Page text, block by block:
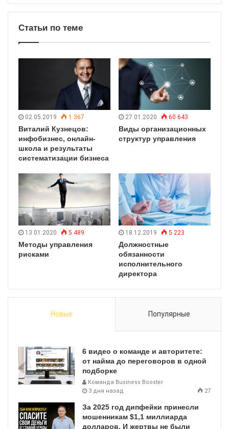
Статьи по теме
02.05.2019 1 367
Виталий Кузнецов:
инфобизнес, онлайн-
школа и результаты
систематизации бизнеса
27.01.2020 60 643
Виды организационных
структур управления
13.01.2020 5 489
Методы управления
рисками
18.12.2019 5 223
Должностные
обязанности
исполнительного
директора
Новые Популярные
6 видео о команде и авторитете:
от найма до переговоров в одной
подборке
Команда Business Booster
3 дня назад
27
За 2025 год дипфейки принесли
мошенникам $1,1 миллиарда
долларов. И жертвы не были